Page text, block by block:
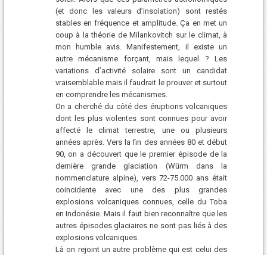
(et donc les valeurs d’insolation) sont restés
stables en fréquence et amplitude. Ça en met un
coup à la théorie de Milankovitch sur le climat, à
mon humble avis. Manifestement, il existe un
autre mécanisme forçant, mais lequel ? Les
variations d’activité solaire sont un candidat
vraisemblable mais il faudrait le prouver et surtout
en comprendre les mécanismes.
On a cherché du côté des éruptions volcaniques
dont les plus violentes sont connues pour avoir
affecté le climat terrestre, une ou plusieurs
années après. Vers la fin des années 80 et début
90, on a découvert que le premier épisode de la
dernière grande glaciation (Würm dans la
nommenclature alpine), vers 72-75.000 ans était
coincidente avec une des plus grandes
explosions volcaniques connues, celle du Toba
en Indonésie. Mais il faut bien reconnaître que les
autres épisodes glaciaires ne sont pas liés à des
explosions volcaniques.
Là on rejoint un autre problème qui est celui des